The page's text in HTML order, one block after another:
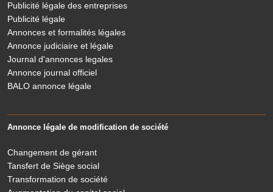
Publicité légale des entreprises
Publicité légale
Annonces et formalités légales
Annonce judiciaire et légale
Journal d'annonces legales
Annonce journal officiel
BALO annonce légale
Annonce légale de modification de société
Changement de gérant
Tansfert de Siège social
Transformation de société